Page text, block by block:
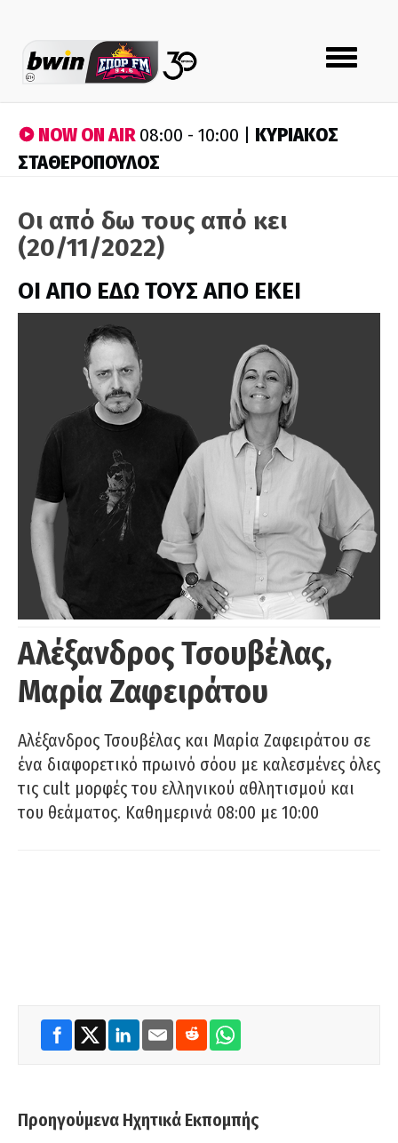
Toggle
navigation
NOW ON AIR08:00 - 10:00 | ΚΥΡΙΑΚΟΣ
ΣΤΑΘΕΡΟΠΟΥΛΟΣ
Οι από δω τους από κει
(20/11/2022)
ΟΙ ΑΠΟ ΕΔΩ ΤΟΥΣ ΑΠΟ ΕΚΕΙ
Αλέξανδρος Τσουβέλας,
Μαρία Ζαφειράτου
Αλέξανδρος Τσουβέλας και Μαρία Ζαφειράτου σε
ένα διαφορετικό πρωινό σόου με καλεσμένες όλες
τις cult μορφές του ελληνικού αθλητισμού και
του θεάματος. Καθημερινά 08:00 με 10:00
Προηγούμενα Ηχητικά Εκπομπής